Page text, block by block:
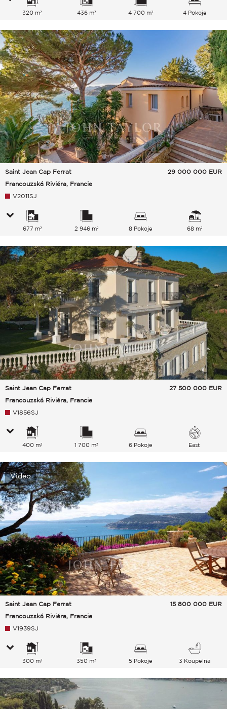
320 m² 436 m² 4 700 m² 4 Pokoje
Saint Jean Cap Ferrat
Francouzská Riviéra, Francie
29 000 000 EUR
V2011SJ
677 m² 2 946 m² 8 Pokoje 68 m²
Saint Jean Cap Ferrat
Francouzská Riviéra, Francie
27 500 000 EUR
V1856SJ
400 m² 1 700 m² 6 Pokoje East
Video
Saint Jean Cap Ferrat
Francouzská Riviéra, Francie
15 800 000 EUR
V1939SJ
300 m² 350 m² 5 Pokoje 3 Koupelna